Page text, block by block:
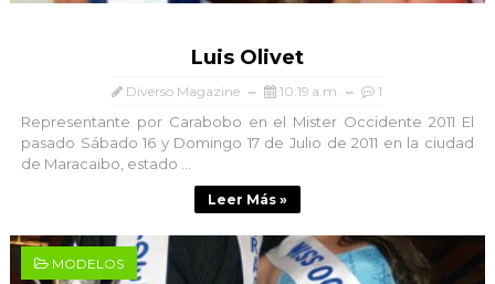
Luis Olivet
Diverso Magazine 10:19 a.m. 1
Representante por Carabobo en el Mister Occidente 2011 El
pasado Sábado 16 y Domingo 17 de Julio de 2011 en la ciudad
de Maracaibo, estado ...
Leer Más »
MODELOS